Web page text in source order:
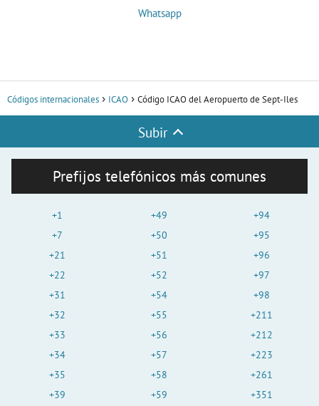
Whatsapp
Códigos internacionales ICAO Código ICAO del Aeropuerto de Sept-Iles
Subir
Prefijos telefónicos más comunes
+1
+7
+21
+22
+31
+32
+33
+34
+35
+39
+49
+50
+51
+52
+54
+55
+56
+57
+58
+59
+94
+95
+96
+97
+98
+211
+212
+223
+261
+351